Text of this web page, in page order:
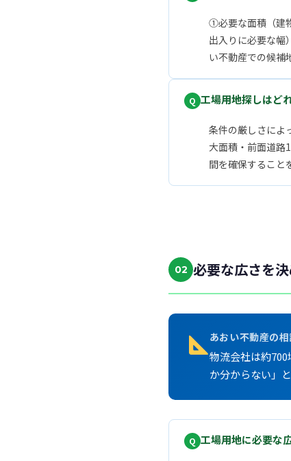
①必要な面積（建
出入りに必要な
い不動産での候補
工場用地探しはど
条件の厳しさによ
大面積・前面道路
間を確保すること
02 必要な広さを
あおい不動産の
物流会社は約
か分からない」
工場用地に必要な